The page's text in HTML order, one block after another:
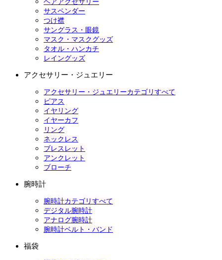
ヘアアクセサリー
サスペンダー
つけ襟
サングラス・眼鏡
マスク・マスクグッズ
タオル・ハンカチ
レイングッズ
アクセサリー・ジュエリー
アクセサリー・ジュエリーカテゴリすべて
ピアス
イヤリング
イヤーカフ
リング
ネックレス
ブレスレット
アンクレット
ブローチ
腕時計
腕時計カテゴリすべて
デジタル腕時計
アナログ腕時計
腕時計ベルト・バンド
福袋